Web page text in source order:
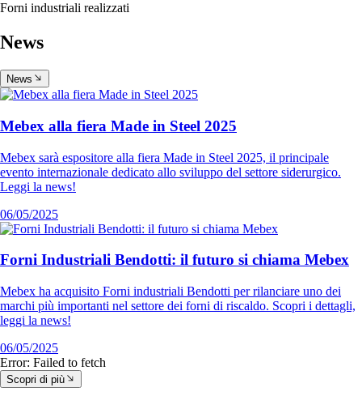
Forni industriali realizzati
News
News
Mebex alla fiera Made in Steel 2025
Mebex sarà espositore alla fiera Made in Steel 2025, il principale
evento internazionale dedicato allo sviluppo del settore siderurgico.
Leggi la news!
06/05/2025
Forni Industriali Bendotti: il futuro si chiama Mebex
Mebex ha acquisito Forni industriali Bendotti per rilanciare uno dei
marchi più importanti nel settore dei forni di riscaldo. Scopri i dettagli,
leggi la news!
06/05/2025
Error: Failed to fetch
Scopri di più